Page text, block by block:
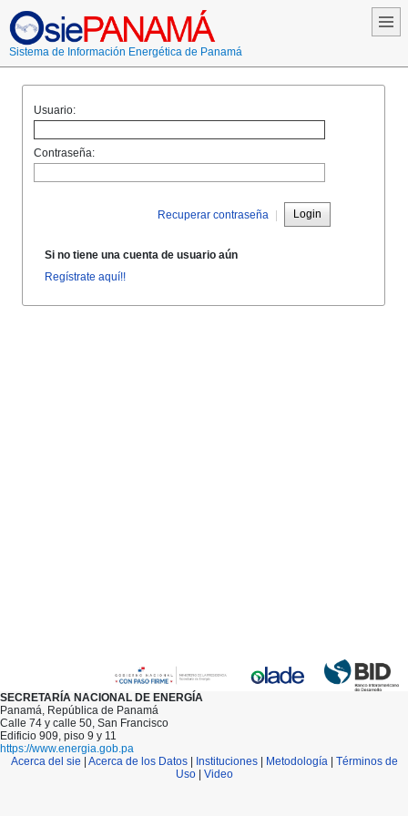
Sistema de Información Energética de Panamá
Usuario:
Contraseña:
Recuperar contraseña | Login
Si no tiene una cuenta de usuario aún
Regístrate aquí!!
SECRETARÍA NACIONAL DE ENERGÍA
Panamá, República de Panamá
Calle 74 y calle 50, San Francisco
Edificio 909, piso 9 y 11
https://www.energia.gob.pa
Acerca del sie
Acerca de los Datos| Instituciones| Metodología| Términos de
Uso| Video